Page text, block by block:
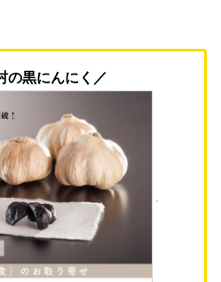
の黒にんにく／